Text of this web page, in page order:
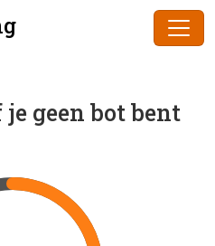
geen bot bent